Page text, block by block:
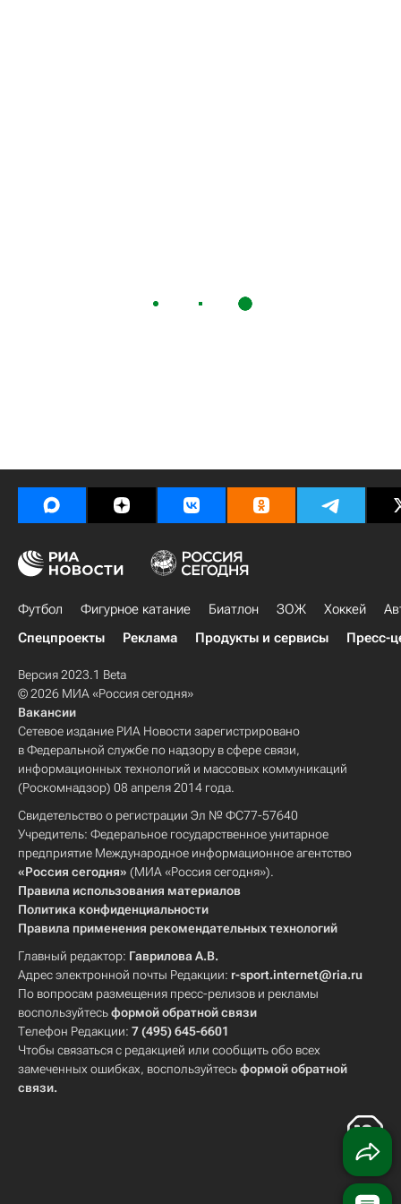
Футбол Фигурное катание Биатлон ЗОЖ Хоккей
Спецпроекты
Реклама Продукты и сервисы Пресс-
Версия 2023.1 Beta
© 2026 МИА «Россия сегодня»
Вакансии
Сетевое издание РИА Новости зарегистрировано
в Федеральной службе по надзору в сфере связи,
информационных технологий и массовых коммуникаций
(Роскомнадзор) 08 апреля 2014 года.
Свидетельство о регистрации Эл № ФС77-57640
Учредитель: Федеральное государственное унитарное
предприятие Международное информационное агентство
«Россия сегодня» (МИА «Россия сегодня»).
Правила использования материалов
Политика конфиденциальности
Правила применения рекомендательных технологий
Главный редактор: Гаврилова А.В.
Адрес электронной почты Редакции: r-sport.internet@ria.ru
По вопросам размещения пресс-релизов и рекламы
воспользуйтесьформой обратной связи
Телефон Редакции: 7 (495) 645-6601
Чтобы связаться с редакцией или сообщить обо всех
замеченных ошибках, воспользуйтесьформой обратной
связи.